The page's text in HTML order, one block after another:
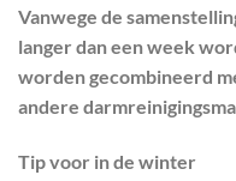
Vanwege de
langer dan een week
worden gecombineerd
andere
Tip voor in de winter